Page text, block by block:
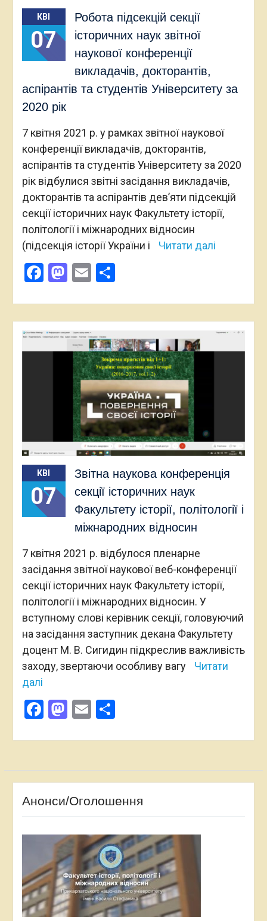
КВІ
07
Робота підсекцій секції
історичних наук звітної
наукової конференції
викладачів, докторантів,
аспірантів та студентів Університету за
2020 рік
7 квітня 2021 р. у рамках звітної наукової
конференції викладачів, докторантів,
аспірантів та студентів Університету за 2020
рік відбулися звітні засідання викладачів,
докторантів та аспірантів дев’яти підсекцій
секції історичних наук Факультету історії,
політології і міжнародних відносин
(підсекція історії України і
Читати далі
Facebook
Mastodon
EmailПоділитися
КВІ
07
Звітна наукова конференція
секції історичних наук
Факультету історії, політології і
міжнародних відносин
7 квітня 2021 р. відбулося пленарне
засідання звітної наукової веб-конференції
секції історичних наук Факультету історії,
політології і міжнародних відносин. У
вступному слові керівник секції, головуючий
на засідання заступник декана Факультету
доцент М. В. Сигидин підкреслив важливість
заходу, звертаючи особливу вагу
Читати
далі
Facebook
Mastodon
EmailПоділитися
Анонси/Оголошення